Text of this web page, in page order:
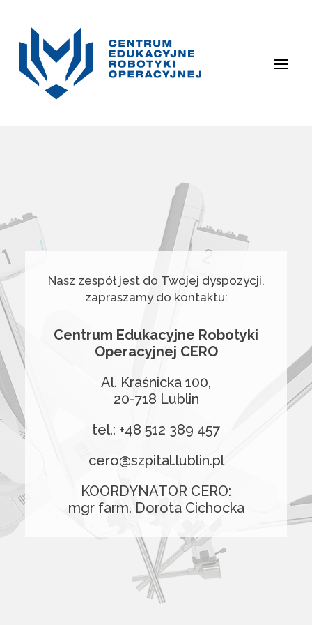
Nasz zespół jest do Twojej dyspozycji,
zapraszamy do kontaktu:
Centrum Edukacyjne Robotyki
Operacyjnej CERO
Al. Kraśnicka 100,
20-718 Lublin
tel.: +48 512 389 457
cero@szpital.lublin.pl
KOORDYNATOR CERO:
mgr farm. Dorota Cichocka